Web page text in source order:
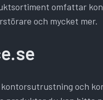
omfattar
och mycket mer.
och